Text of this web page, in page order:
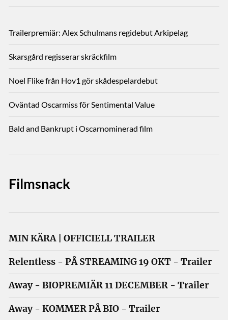
Trailerpremiär: Alex Schulmans regidebut Arkipelag
Skarsgård regisserar skräckfilm
Noel Flike från Hov1 gör skådespelardebut
Oväntad Oscarmiss för Sentimental Value
Bald and Bankrupt i Oscarnominerad film
Filmsnack
MIN KÄRA | OFFICIELL TRAILER
Relentless - PÅ STREAMING 19 OKT - Trailer
Away - BIOPREMIÄR 11 DECEMBER - Trailer
Away - KOMMER PÅ BIO - Trailer